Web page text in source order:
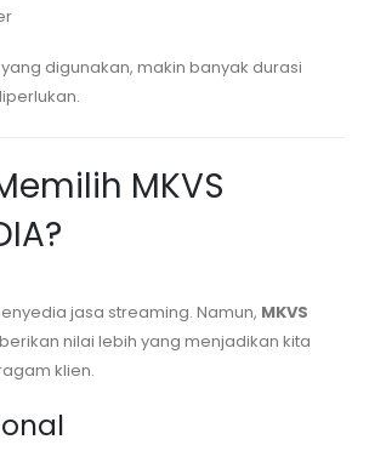
digunakan, makin banyak durasi
MKVS
jasa streaming. Namun, MKVS
nilai lebih yang menjadikan kita
klien.